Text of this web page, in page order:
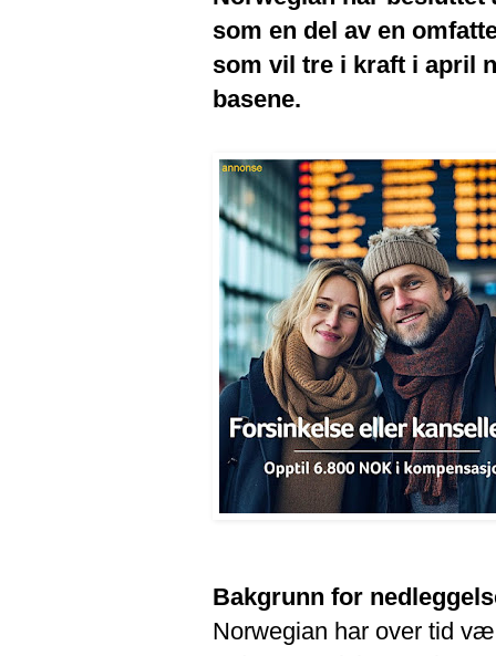
som en del av en
som vil tre i kraft i april
basene.
Bakgrunn for
Norwegian har over tid